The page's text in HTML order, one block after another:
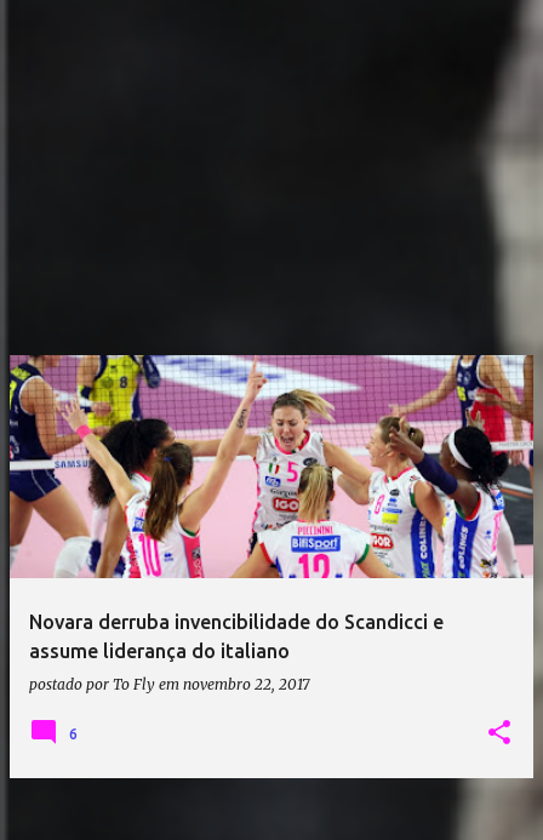
Novara derruba invencibilidade do Scandicci e
assume liderança do italiano
postado por To Fly em novembro 22, 2017
6